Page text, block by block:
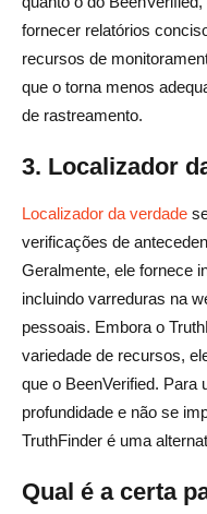
fornecer relatórios
recursos de
que o torna menos
de rastreamento.
3. Localizador
Localizador da verdade
verificações de
Geralmente, ele fornece
incluindo varreduras na
pessoais. Embora o
variedade de recursos,
que o BeenVerified. Para
profundidade e não se
TruthFinder é uma
Qual é a certa